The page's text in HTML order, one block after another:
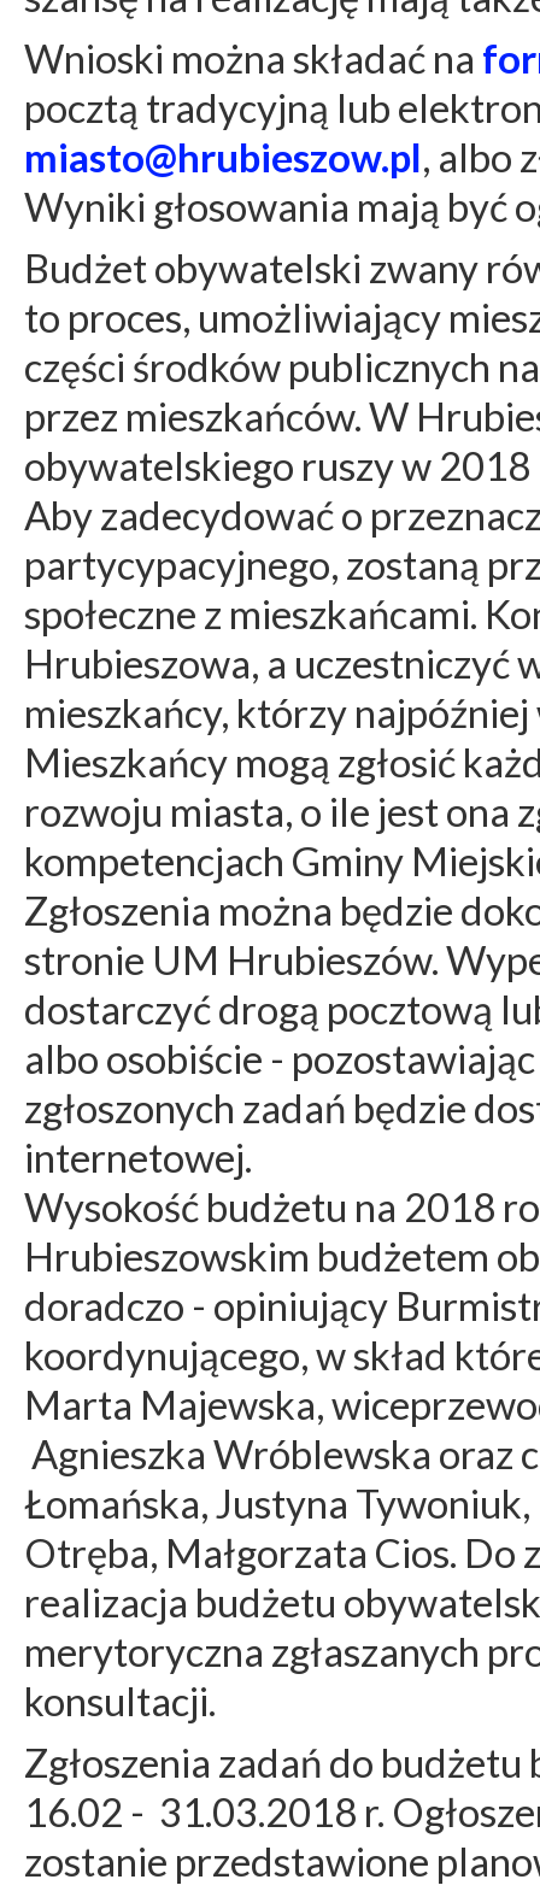
Wnioski można składać na
pocztą tradycyjną lub
miasto@hrubieszow.pl, albo
Wyniki głosowania mają być
Budżet obywatelski zwany
to proces, umożliwiający
części środków publicznych
przez mieszkańców. W
obywatelskiego ruszy w 2018
Aby zadecydować o
partycypacyjnego, zostaną
społeczne z mieszkańcami.
Hrubieszowa, a uczestniczyć
mieszkańcy, którzy
Mieszkańcy mogą zgłosić
rozwoju miasta, o ile jest ona
kompetencjach Gminy
Zgłoszenia można będzie
stronie UM Hrubieszów.
dostarczyć drogą pocztową
albo osobiście -
zgłoszonych zadań będzie
internetowej.
Wysokość budżetu na 2018
Hrubieszowskim budżetem
doradczo - opiniujący
koordynującego, w skład
Marta Majewska,
Agnieszka Wróblewska oraz
Łomańska, Justyna
Otręba, Małgorzata Cios. Do
realizacja budżetu
merytoryczna zgłaszanych
konsultacji.
Zgłoszenia zadań do
16.02 - 31.03.2018 r.
zostanie przedstawione